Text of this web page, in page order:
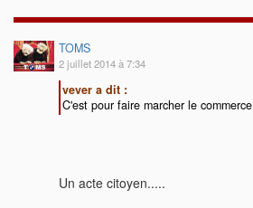
TOMS
2 juillet 2014 à 7:34
vever a dit :
C'est pour faire marcher le commerce
Un acte citoyen.....